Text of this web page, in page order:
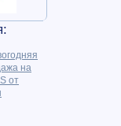
на
от